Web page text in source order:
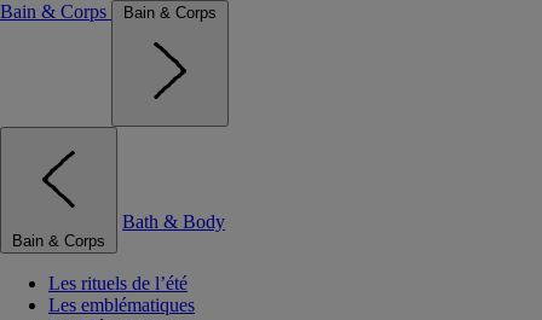
Bain & Corps
Bain & Corps
Bain & Corps
Bath & Body
Les rituels de l’été
Les emblématiques